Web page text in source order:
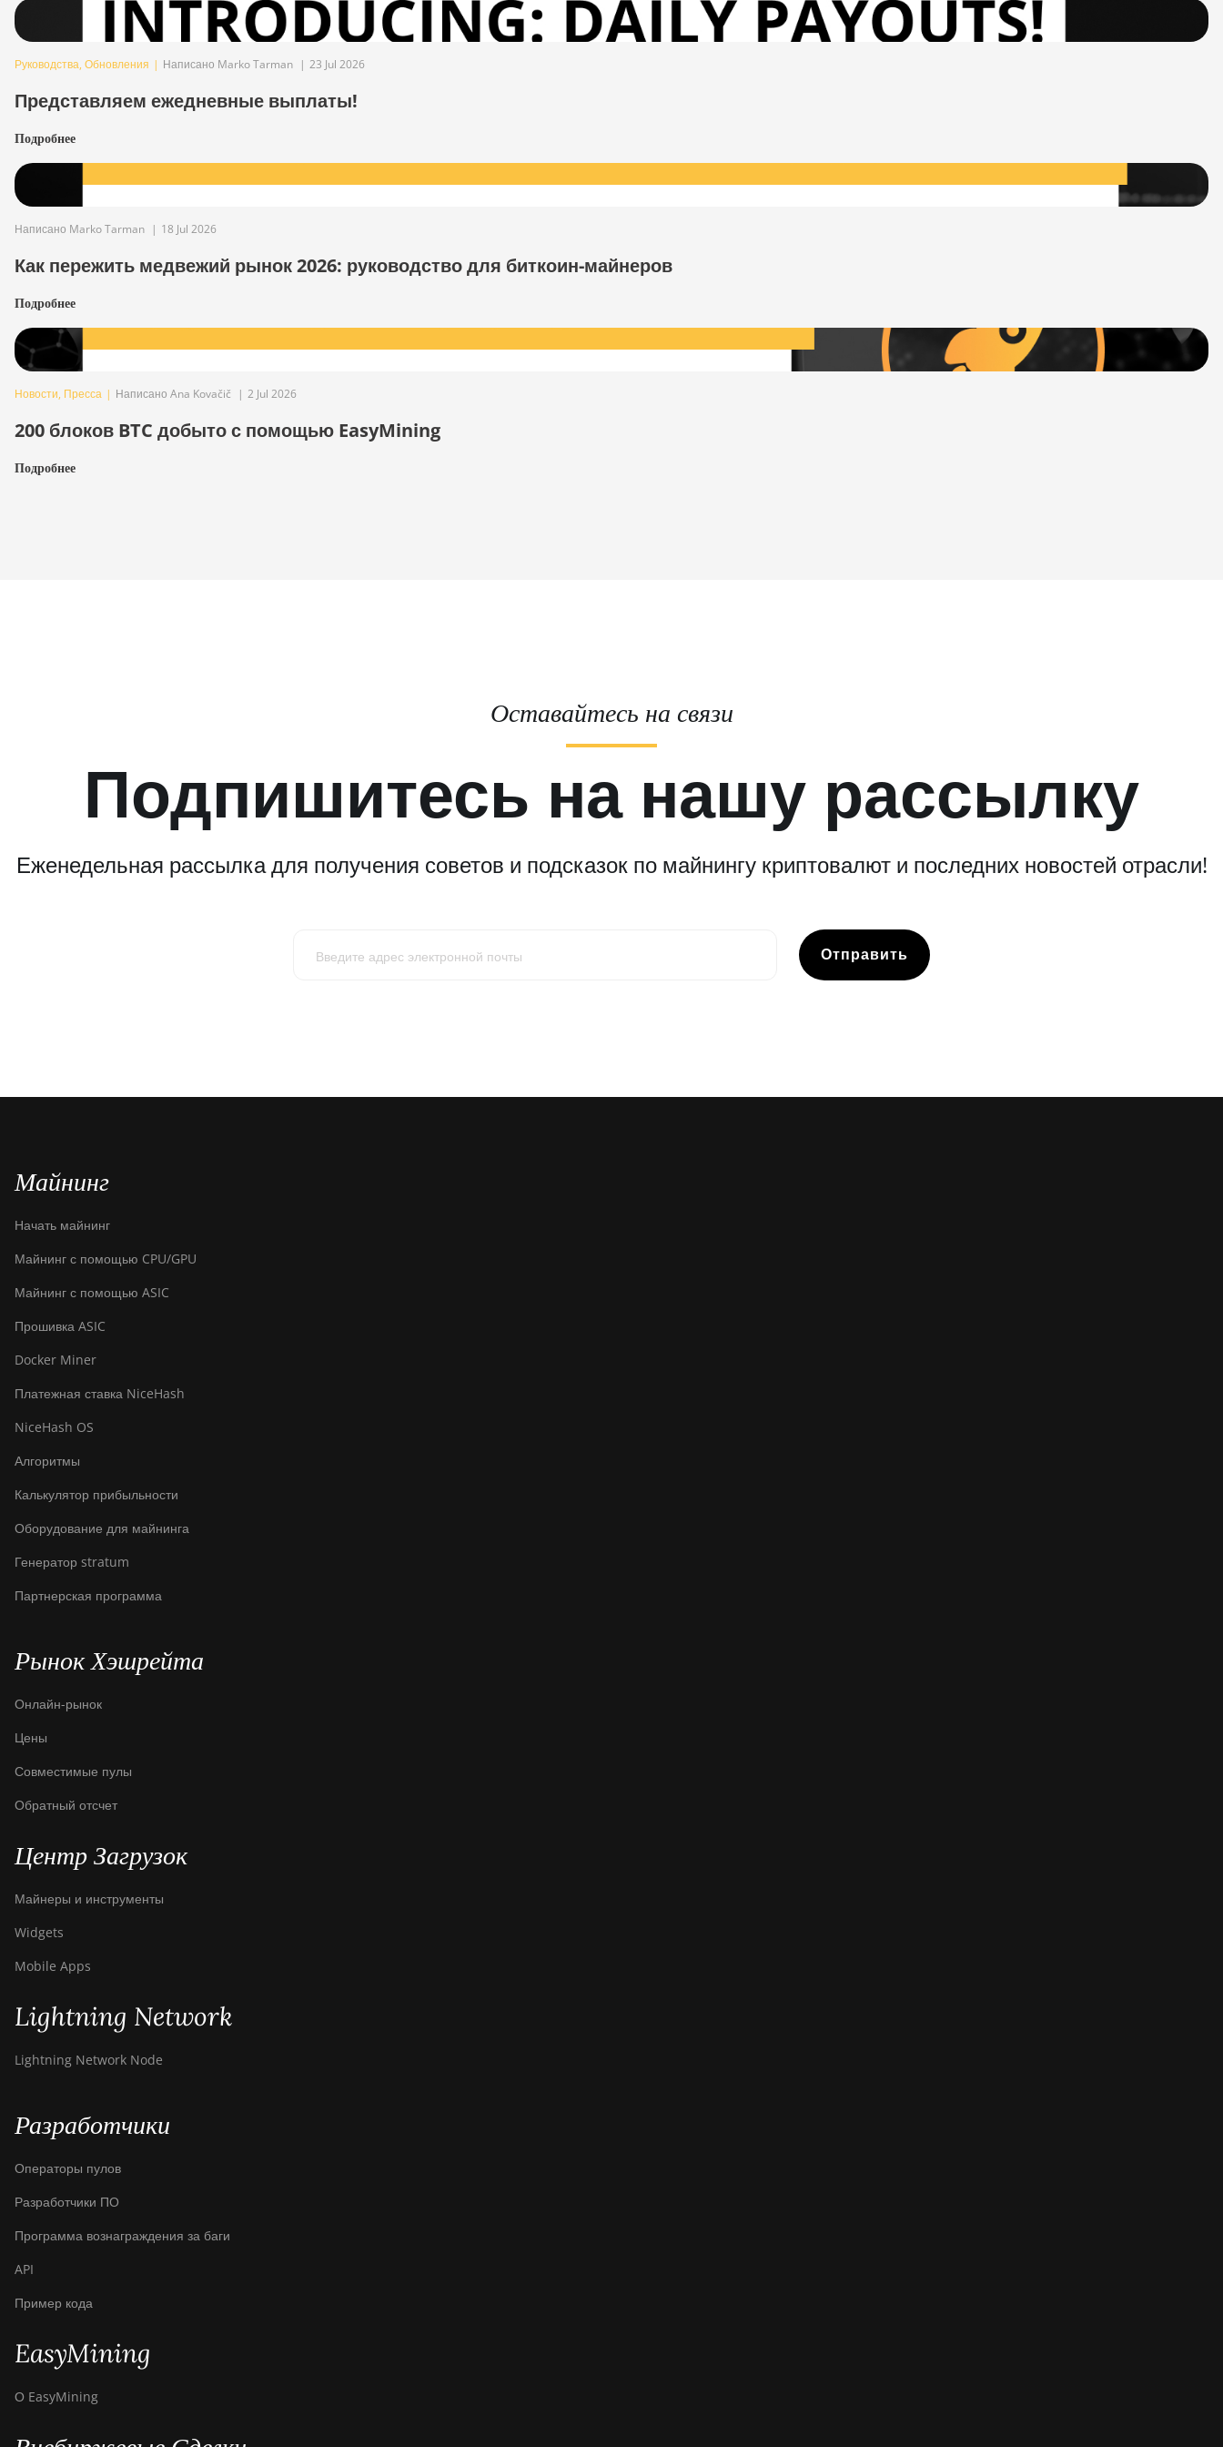
Руководства, Обновления | Написано Marko Tarman | 23 Jul 2026
Представляем ежедневные выплаты!
Подробнее
Написано Marko Tarman | 18 Jul 2026
Как пережить медвежий рынок 2026: руководство для биткоин-майнеров
Подробнее
Новости, Пресса | Написано Ana Kovačič | 2 Jul 2026
200 блоков BTC добыто с помощью EasyMining
Подробнее
Оставайтесь на связи
Подпишитесь на нашу рассылку
Еженедельная рассылка для получения советов и подсказок по майнингу криптовалют и последних новостей отрасли!
Отправить
Майнинг
Начать майнинг
Майнинг с помощью CPU/GPU
Майнинг с помощью ASIC
Прошивка ASIC
Docker Miner
Платежная ставка NiceHash
NiceHash OS
Алгоритмы
Калькулятор прибыльности
Оборудование для майнинга
Генератор stratum
Партнерская программа
Рынок Хэшрейта
Онлайн-рынок
Цены
Совместимые пулы
Обратный отсчет
Центр Загрузок
Майнеры и инструменты
Widgets
Mobile Apps
Lightning Network
Lightning Network Node
Разработчики
Операторы пулов
Разработчики ПО
Программа вознаграждения за баги
API
Пример кода
EasyMining
О EasyMining